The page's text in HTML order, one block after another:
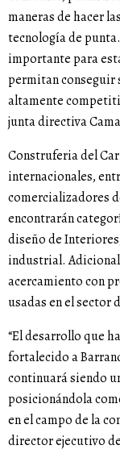
maneras de hacer
tecnología de
importante para
permitan conseguir
altamente
junta directiva
Construferia del
internacionales,
comercializadores
encontrarán
diseño de
industrial.
acercamiento con
usadas en el sector
“El desarrollo que
fortalecido a
continuará siendo
posicionándola
en el campo de la
director ejecutivo